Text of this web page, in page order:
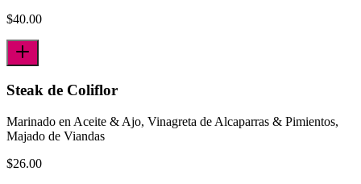
$40.00
Steak de Coliflor
Marinado en Aceite & Ajo, Vinagreta de Alcaparras & Pimientos,
Majado de Viandas
$26.00